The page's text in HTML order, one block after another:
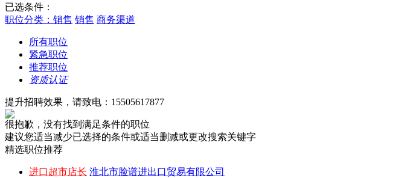
已选条件：
职位分类：销售 销售 商务渠道
所有职位
紧急职位
推荐职位
资质认证
提升招聘效果，请致电：15505617877
很抱歉，没有找到满足条件的职位
建议您适当减少已选择的条件或适当删减或更改搜索关键字
精选职位推荐
进口超市店长 淮北市脸谱进出口贸易有限公司